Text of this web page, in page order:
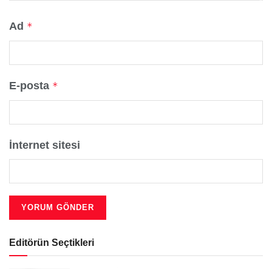
Ad *
E-posta *
İnternet sitesi
Editörün Seçtikleri